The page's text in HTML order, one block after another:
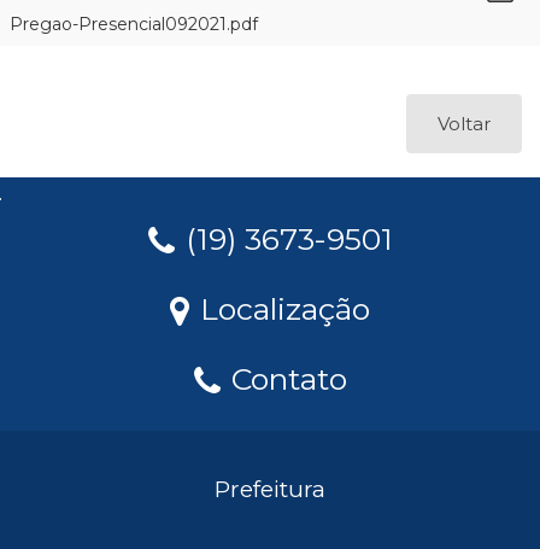
Pregao-Presencial092021.pdf
Voltar
(19) 3673-9501
Localização
Contato
Prefeitura